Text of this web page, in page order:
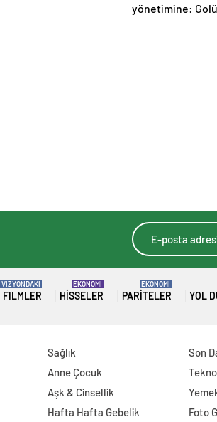
yönetimine: Golü
FILMLER
VIZYONDAKI
HISSELER
EKONOMİ
PARITELER
EKONOMİ
YOL
Sağlık
Anne Çocuk
Aşk & Cinsellik
Hafta Hafta Gebelik
Son
Foto